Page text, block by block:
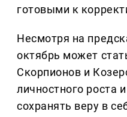
готовыми к
Несмотря на
октябрь может
Скорпионов и
личностного роста
сохранять веру в